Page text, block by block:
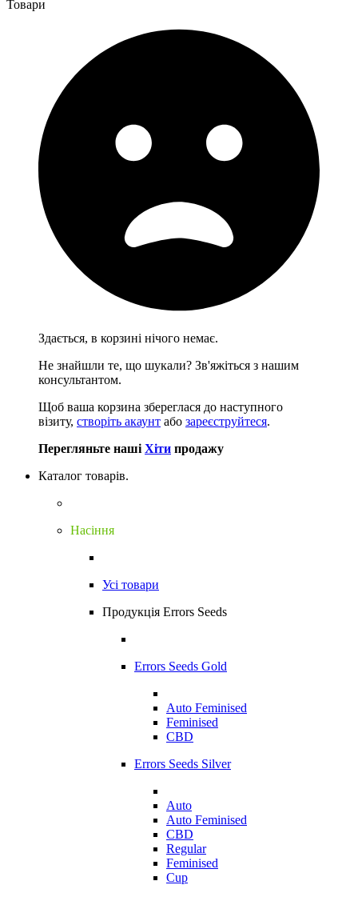
Товари
Здається, в корзині нічого немає.
Не знайшли те, що шукали? Зв'яжіться з нашим
консультантом.
Щоб ваша корзина збереглася до наступного
візиту, створіть акаунт або зареєструйтеся.
Перегляньте наші Хіти продажу
Каталог товарів.
Насіння
Усі товари
Продукція Errors Seeds
Errors Seeds Gold
Auto Feminised
Feminised
CBD
Errors Seeds Silver
Auto
Auto Feminised
CBD
Regular
Feminised
Cup